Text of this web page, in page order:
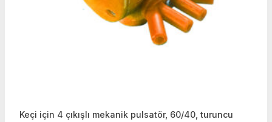
Keçi için 4 çıkışlı mekanik pulsatör, 60/40, turuncu